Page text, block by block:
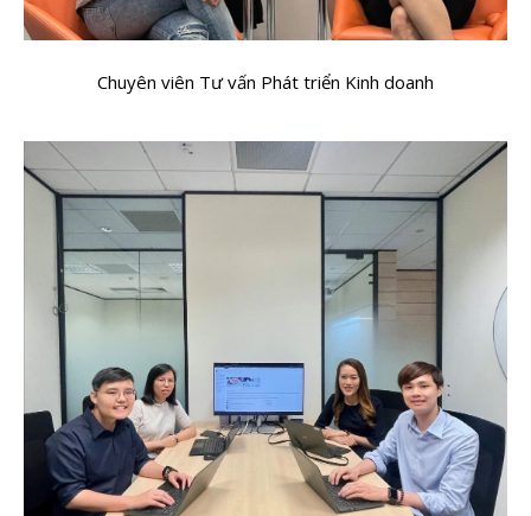
Chuyên viên Tư vấn Phát triển Kinh doanh